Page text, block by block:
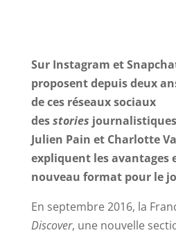
Sur Instagram et
proposent depuis deux
de ces réseaux sociaux
desstories journalistiques
Julien Pain et Charlotte
expliquent les avantages
nouveau format pour le
En septembre 2016, la
Discover, une nouvelle